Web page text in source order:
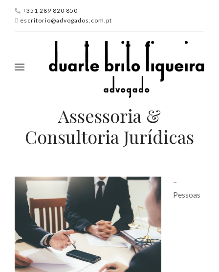
+351 289 820 850
escritorio@advogados.com.pt
Assessoria &
Consultoria Jurídicas
–
Pessoas